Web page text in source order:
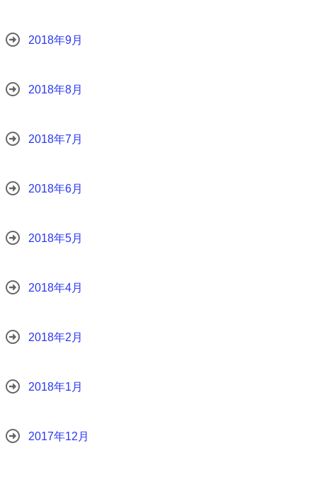
2018年9月
2018年8月
2018年7月
2018年6月
2018年5月
2018年4月
2018年2月
2018年1月
2017年12月